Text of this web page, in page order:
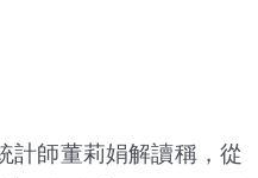
師董莉娟解讀稱，從